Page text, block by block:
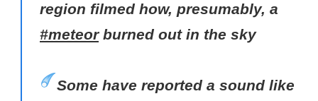
region filmed how, presumably, a
#meteorburned out in the sky
Some have reported a sound like